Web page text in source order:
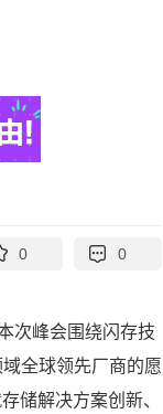
0 0
次峰会围绕闪存技
全球领先厂商的愿
储解决方案创新、